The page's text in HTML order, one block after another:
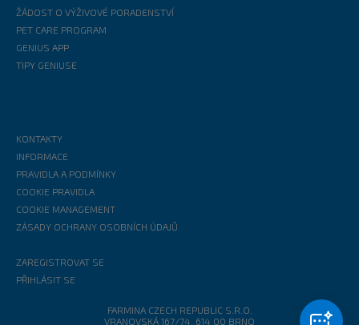
ŽÁDOST O VÝŽIVOVÉ PORADENSTVÍ
PET CARE PROGRAM
GENIUS APP
TIPY GENIUSE
KONTAKTY
INFORMACE
PRAVIDLA A PODMÍNKY
COOKIE PRAVIDLA
COOKIE MANAGEMENT
ZÁSADY OCHRANY OSOBNÍCH ÚDAJŮ
ZAREGISTROVAT SE
PŘIHLÁSIT SE
FARMINA CZECH REPUBLIC S.R.O.
VRANOVSKÁ 167/74, 614 00 BRNO